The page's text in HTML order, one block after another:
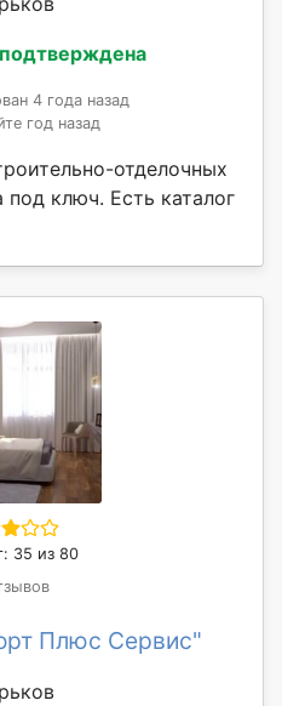
4 года назад
год назад
отделочных
ключ. Есть каталог
35 из 80
Плюс Сервис"